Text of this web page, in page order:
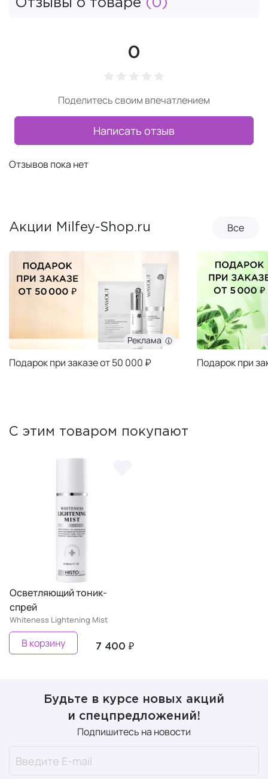
Отзывы о товаре (0)
0
Поделитесь своим впечатлением
Написать отзыв
Отзывов пока нет
Акции Milfey-Shop.ru Все
Реклама
Подарок при заказе от 50 000 ₽ Подарок при
С этим товаром покупают
Осветляющий тоник-
спрей
Whiteness Lightening Mist
7 400 ₽
В корзину
Будьте в курсе новых акций
и спецпредложений!
Подпишитесь на новости